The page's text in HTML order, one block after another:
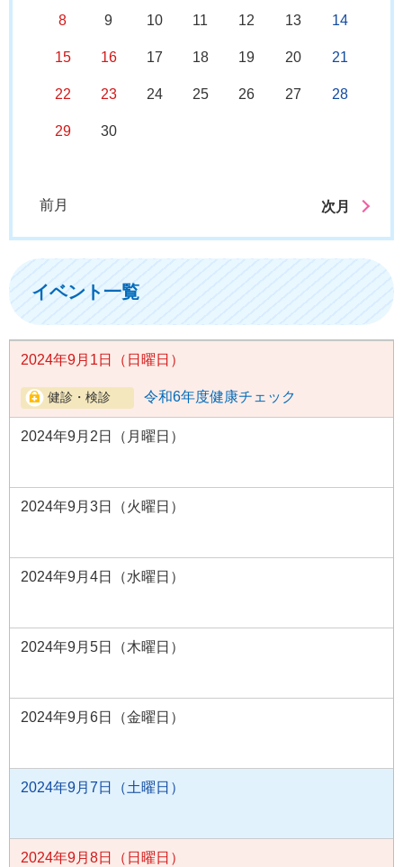
8 9 10 11 12 13 14
15 16 17 18 19 20 21
22 23 24 25 26 27 28
29 30
前月 次月
イベント一覧
2024年9月1日（日曜日）
令和6年度健康チェック
2024年9月2日（月曜日）
2024年9月3日（火曜日）
2024年9月4日（水曜日）
2024年9月5日（木曜日）
2024年9月6日（金曜日）
2024年9月7日（土曜日）
2024年9月8日（日曜日）